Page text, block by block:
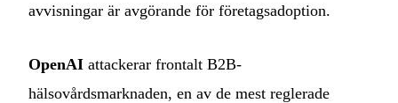
avvisningar är avgörande för företagsadoption.
OpenAI attackerar frontalt B2B-
hälsovårdsmarknaden, en av de mest reglerade